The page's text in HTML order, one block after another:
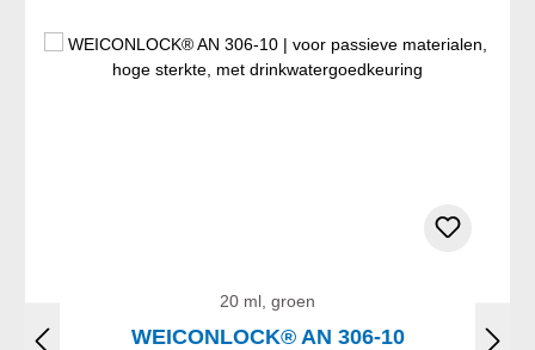
20 ml, groen
WEICONLOCK® AN 306-10